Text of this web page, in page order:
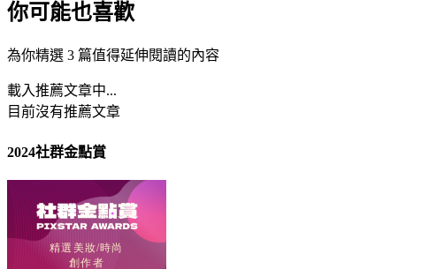
你可能也喜歡
為你精選 3 篇值得延伸閱讀的內容
載入推薦文章中...
目前沒有推薦文章
2024社群金點賞